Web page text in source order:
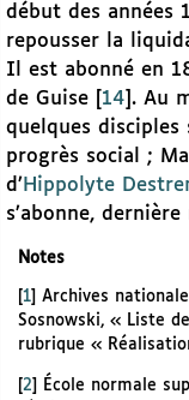
début des années
repousser la
Il est abonné en
de Guise[ 14 . Au
quelques
progrès social ;
d’ Hippolyte
s’abonne,
Notes
1] Archives
Sosnowski, « Liste
rubrique «
2
École normale